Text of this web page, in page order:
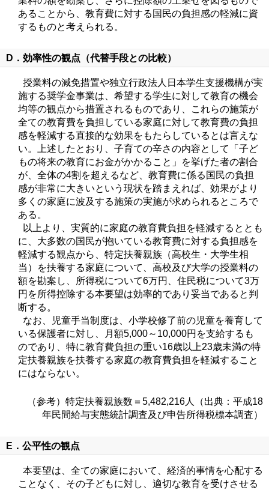
あることから、教育費に対する国民の負担感の軽減に資
するものと考えられる。
D．効率性の観点（代替手段との比較）
授業料の減免措置や独立行政法人日本学生支援機構が実
施する奨学金事業は、希望する学生に対して教育の機会
均等の観点から措置されるものであり、これらの施策が
全ての教育費を負担している家庭に対して教育費の負担
感を軽減する直接的な効果をもたらしているとは言えな
い。上述したとおり、子育ての辛さの内容として「子ど
もの将来の教育にお金がかかること」を挙げた者の割合
が、全体の4割を超えるなど、教育費に係る国民の負担
感が非常に大きいという現状を踏まえれば、効果がより
多くの家庭に波及する施策の実施が求められるところで
ある。
以上より、実質的に家庭の教育費負担を軽減するととも
に、大多数の国民が抱いている教育費に対する負担感を
軽減する観点から、特定扶養親族（高校生・大学生相
当）を扶養する家庭について、高校及び大学の授業料の
額を勘案し、所得税について6万円、住民税について3万
円を所得控除する本要望は効率的であり妥当であると判
断する。
なお、児童手当制度は、小学校修了前の児童を養育して
いる保護者に対し、月額5,000～10,000円を支給するも
のであり、特に教育費負担の重い16歳以上23歳未満の特
定扶養親族を扶養する家庭の教育費負担を軽減すること
にはならない。
（参考）特定扶養親族数＝5,482,216人（出典：平成18
年民間給与実態統計調査及び申告所得税標本調査）
E．公平性の観点
本要望は、全ての家庭において、経済的事情を心配する
ことなく、その子どもに対し、適切な教育を受けさせる